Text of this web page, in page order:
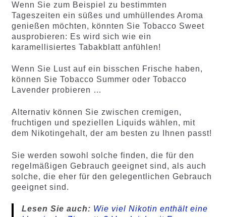
Wenn Sie zum Beispiel zu bestimmten
Tageszeiten ein süßes und umhüllendes Aroma
genießen möchten, könnten Sie Tobacco Sweet
ausprobieren: Es wird sich wie ein
karamellisiertes Tabakblatt anfühlen!
Wenn Sie Lust auf ein bisschen Frische haben,
können Sie Tobacco Summer oder Tobacco
Lavender probieren …
Alternativ können Sie zwischen cremigen,
fruchtigen und speziellen Liquids wählen, mit
dem Nikotingehalt, der am besten zu Ihnen passt!
Sie werden sowohl solche finden, die für den
regelmäßigen Gebrauch geeignet sind, als auch
solche, die eher für den gelegentlichen Gebrauch
geeignet sind.
Lesen Sie auch: Wie viel Nikotin enthält eine